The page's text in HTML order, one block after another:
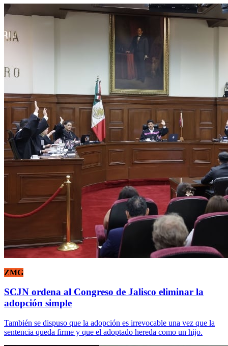
ZMG
SCJN ordena al Congreso de Jalisco eliminar la
adopción simple
También se dispuso que la adopción es irrevocable una vez que la
sentencia queda firme y que el adoptado hereda como un hijo.